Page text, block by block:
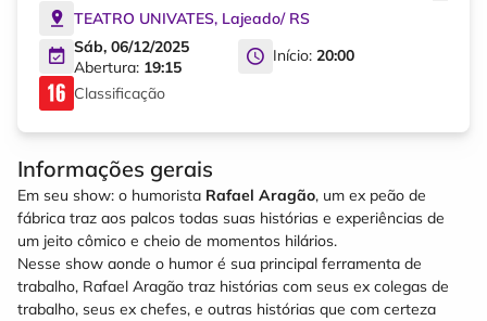
TEATRO UNIVATES, Lajeado/ RS
Sáb, 06/12/2025
Abertura: 19:15
Início: 20:00
Classificação
Informações gerais
Em seu show: o humorista Rafael Aragão, um ex peão de
fábrica traz aos palcos todas suas histórias e experiências de
um jeito cômico e cheio de momentos hilários.
Nesse show aonde o humor é sua principal ferramenta de
trabalho, Rafael Aragão traz histórias com seus ex colegas de
trabalho, seus ex chefes, e outras histórias que com certeza